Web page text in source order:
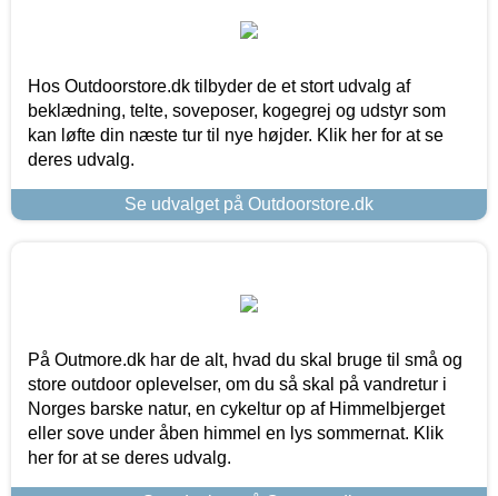
Hos Outdoorstore.dk tilbyder de et stort udvalg af
beklædning, telte, soveposer, kogegrej og udstyr som
kan løfte din næste tur til nye højder. Klik her for at se
deres udvalg.
Se udvalget på Outdoorstore.dk
På Outmore.dk har de alt, hvad du skal bruge til små og
store outdoor oplevelser, om du så skal på vandretur i
Norges barske natur, en cykeltur op af Himmelbjerget
eller sove under åben himmel en lys sommernat. Klik
her for at se deres udvalg.